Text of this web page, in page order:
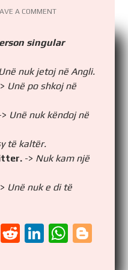
A COMMENT
singular
Unë nuk jetoj në Angli.
Unë po shkoj në
Unë nuk këndoj në
të kaltër.
-> Nuk kam një
Unë nuk e di të
C
R
Li
W